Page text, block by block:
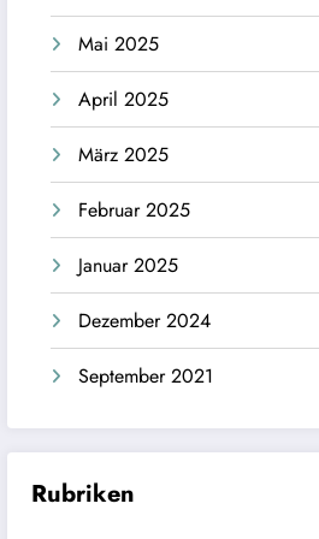
Mai 2025
April 2025
März 2025
Februar 2025
Januar 2025
Dezember 2024
September 2021
Rubriken